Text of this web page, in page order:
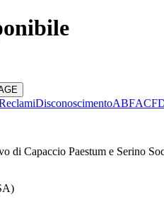
DisconoscimentoABFACF
di Capaccio Paestum e Serino